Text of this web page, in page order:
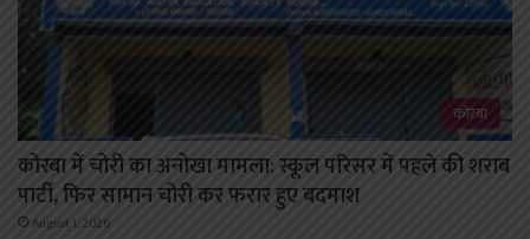
कोरबा
कोरबा में चोरी का अनोखा मामला: स्कूल परिसर में पहले की शराब
पार्टी, फिर सामान चोरी कर फरार हुए बदमाश
August 1, 2026